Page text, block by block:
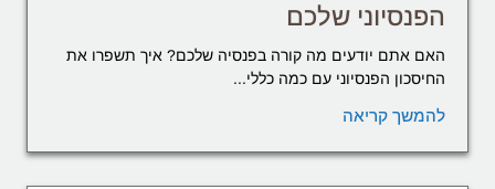
הפנסיוני שלכם
האם אתם יודעים מה קורה בפנסיה שלכם? איך תשפרו את
החיסכון הפנסיוני עם כמה כללי...
להמשך קריאה